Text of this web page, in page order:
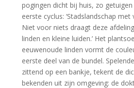
pogingen dicht bij huis, zo
eerste cyclus: ‘Stadslandschap met
Niet voor niets draagt deze
linden en kleine luiden.’ Het
eeuwenoude linden vormt de
eerste deel van de bundel.
zittend op een bankje, tekent de
bekenden uit zijn omgeving: de